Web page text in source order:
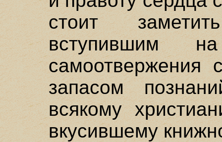
стоит
вступившим
запасом
всякому
вкусившему